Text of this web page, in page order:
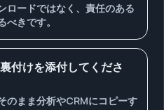
ロードではなく、責任のある
きです。
付けを添付してくださ
のまま分析やCRMにコピーす